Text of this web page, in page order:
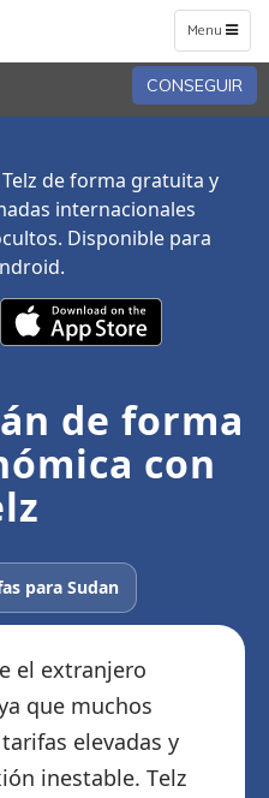
Toggle
navigation
Menu
CONSEGUIR
de forma gratuita y
internacionales
Disponible para
de forma
con
para Sudan
el extranjero
que muchos
elevadas y
inestable. Telz